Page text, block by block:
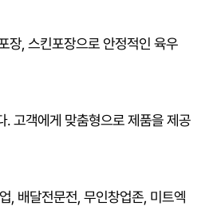
장, 스킨포장으로 안정적인 육우
고객에게 맞춤형으로 제품을 제공
, 배달전문전, 무인창업존, 미트엑